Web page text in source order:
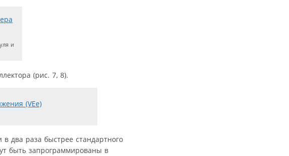
и
(рис. 7, 8).
в два раза быстрее стандартного
быть запрограммированы в